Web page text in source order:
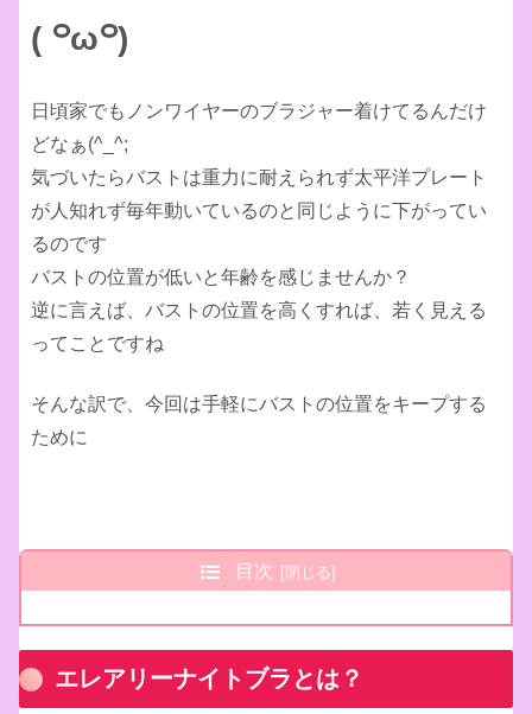
( ꒪ω꒪)
日頃家でもノンワイヤーのブラジャー着けてるんだけ
どなぁ(^_^;
気づいたらバストは重力に耐えられず太平洋プレート
が人知れず毎年動いているのと同じように下がってい
るのです
バストの位置が低いと年齢を感じませんか？
逆に言えば、バストの位置を高くすれば、若く見える
ってことですね
そんな訳で、今回は手軽にバストの位置をキープする
ために
目次
エレアリーナイトブラとは？